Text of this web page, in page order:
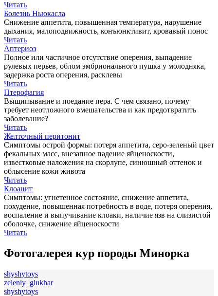
Читать
Болезнь Ньюкасла
Снижение аппетита, повышенная температура, нарушение
дыхания, малоподвижность, конъюнктивит, кровавый понос
Читать
Аптериоз
Полное или частичное отсутствие оперения, выпадение
рулевых перьев, облом эмбрионального пушка у молодняка,
задержка роста оперения, расклевы
Читать
Птерофагия
Выщипывание и поедание пера. С чем связано, почему
требует неотложного вмешательства и как предотвратить
заболевание?
Читать
Желточный перитонит
Симптомы острой формы: потеря аппетита, серо-зеленый цвет
фекальных масс, внезапное падение яйценоскости,
известковые наложения на скорлупе, синюшный оттенок и
облысение кожи живота
Читать
Клоацит
Симптомы: угнетенное состояние, снижение аппетита,
похудение, повышенная потребность в воде, потеря оперения,
воспаление и выпучивание клоаки, наличие язв на слизистой
оболочке, снижение яйценоскости
Читать
Фотогалерея кур породы Минорка
shyshytoys
zeleniy_glukhar
shyshytoys